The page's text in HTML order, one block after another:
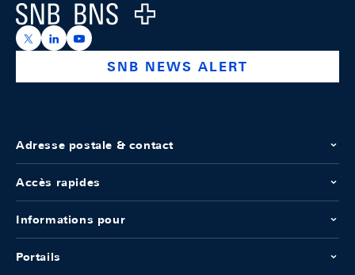
Logo
https://x.com/snb_bns
https://ch.linkedin.com/company/swiss-national-
https://www.youtube.com/@swissnationalbank
SNB NEWS ALERT
Adresse postale & contact
Accès rapides
Informations pour
Portails